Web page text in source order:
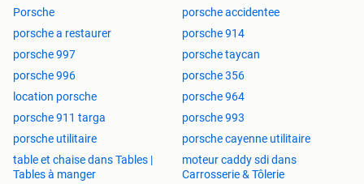
Porsche
porsche accidentee
porsche a restaurer
porsche 914
porsche 997
porsche taycan
porsche 996
porsche 356
location porsche
porsche 964
porsche 911 targa
porsche 993
porsche utilitaire
porsche cayenne utilitaire
table et chaise dans Tables |
Tables à manger
moteur caddy sdi dans
Carrosserie & Tôlerie